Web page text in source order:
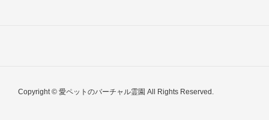
Copyright © 愛ペットのバーチャル霊園 All Rights Reserved.